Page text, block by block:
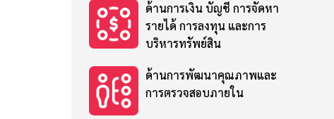
ด้านการเงิน บัญชี การจัดหา
รายได้ การลงทุน และการ
บริหารทรัพย์สิน
ด้านการพัฒนาคุณภาพและ
การตรวจสอบภายใน